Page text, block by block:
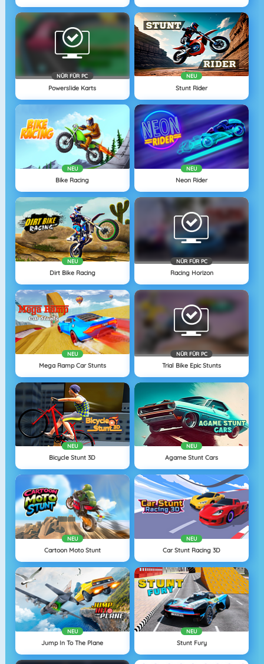
NÜR FÜR PC
Powerslide Karts
NEU
Stunt Rider
NEU
Bike Racing
NEU
Neon Rider
NEU
Dirt Bike Racing
NÜR FÜR PC
Racing Horizon
NEU
Mega Ramp Car Stunts
NÜR FÜR PC
Trial Bike Epic Stunts
NEU
Bicycle Stunt 3D
NEU
Agame Stunt Cars
NEU
Cartoon Moto Stunt
NEU
Car Stunt Racing 3D
NEU
Jump In To The Plane
NEU
Stunt Fury